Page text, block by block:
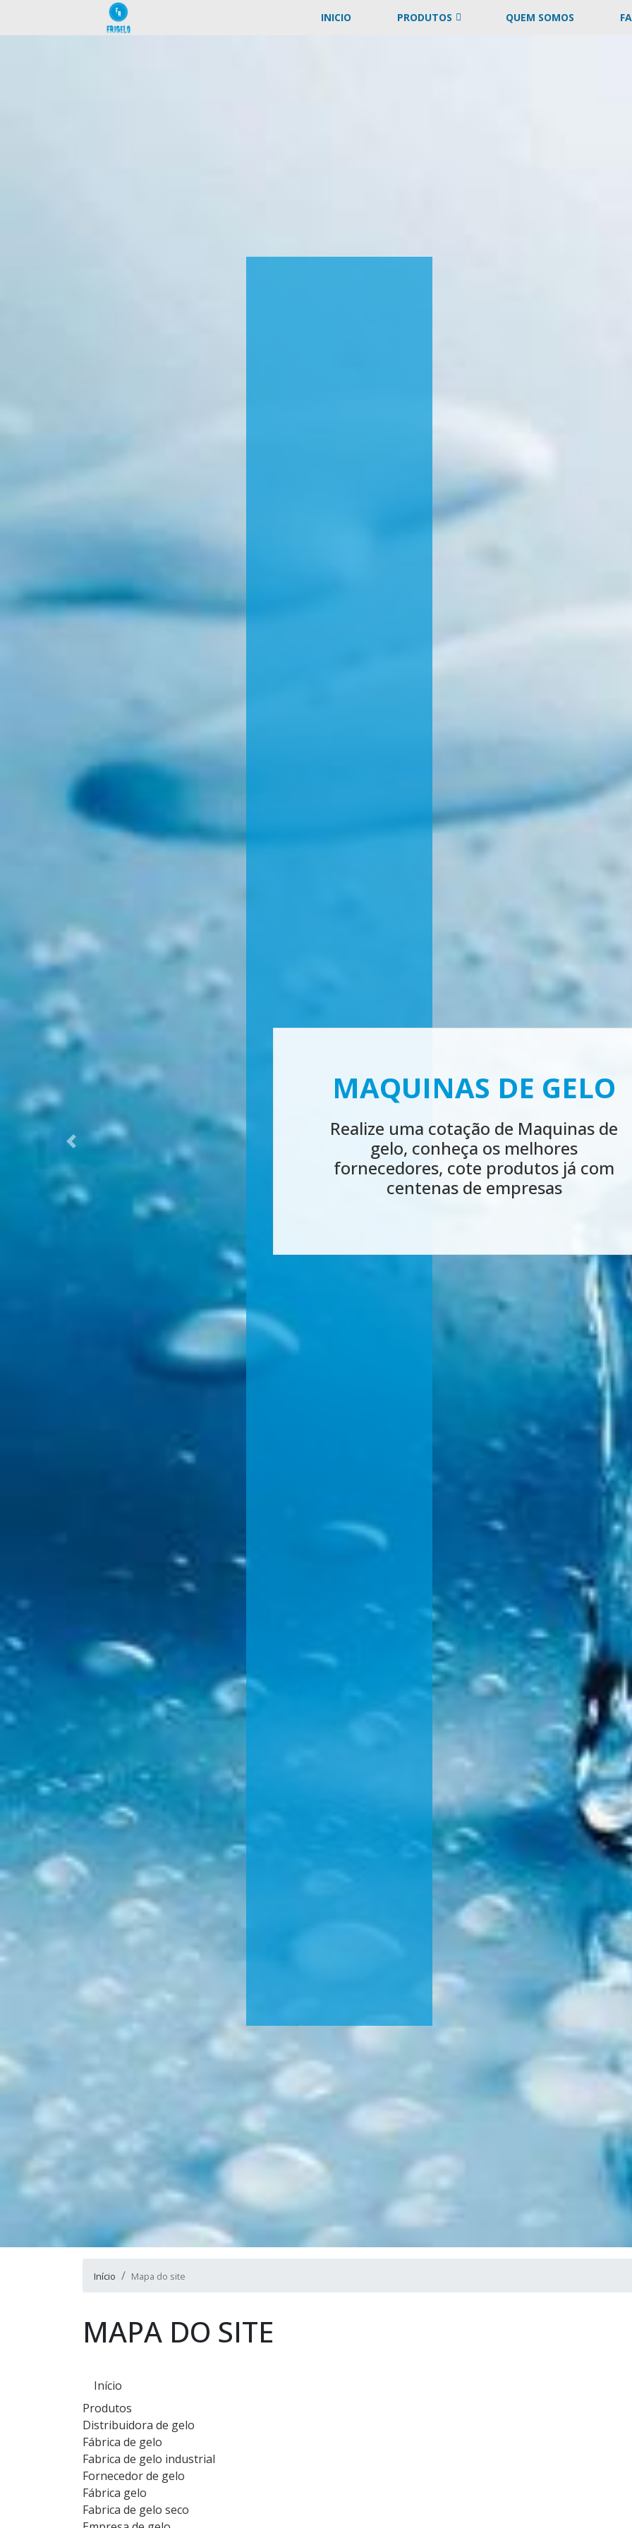
INICIO PRODUTOS QUEM SOMOS
LOCAÇÃO MÁQUINA
DE GELO
Realize agora uma cotação de LOCAÇÃO
MÁQUINA DE GELO, conheça os
melhores fornecedores, cote produtos
já com centenas de empresas
Previous
Início Mapa do site
MAPA DO SITE
Início
Produtos
Distribuidora de gelo
Fábrica de gelo
Fabrica de gelo industrial
Fornecedor de gelo
Fábrica gelo
Fabrica de gelo seco